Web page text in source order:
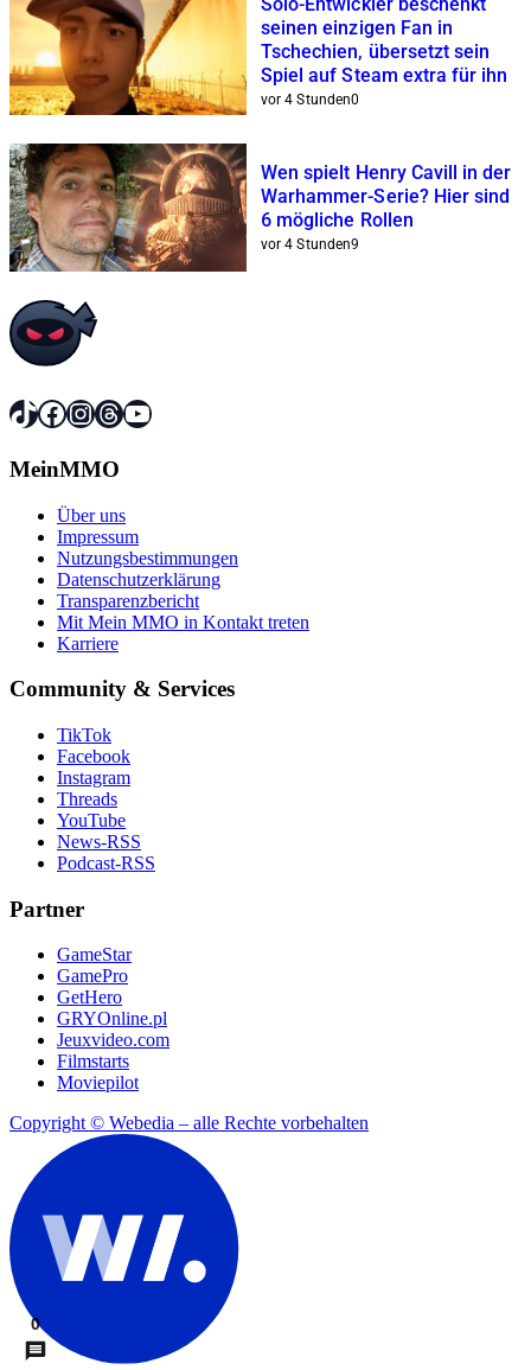
seinen einzigen Fan in
Tschechien, übersetzt sein
Spiel auf Steam extra für ihn
vor 4 Stunden0
Wen spielt Henry Cavill in der
Warhammer-Serie? Hier sind
6 mögliche Rollen
vor 4 Stunden9
TikTok
Facebook
Instagram
Threads
YouTube
MeinMMO
Über uns
Impressum
Nutzungsbestimmungen
Datenschutzerklärung
Transparenzbericht
Mit Mein MMO in Kontakt treten
Karriere
Community & Services
TikTok
Facebook
Instagram
Threads
YouTube
News-RSS
Podcast-RSS
Partner
GameStar
GamePro
GetHero
GRYOnline.pl
Jeuxvideo.com
Filmstarts
Moviepilot
Copyright © Webedia – alle Rechte vorbehalten
0